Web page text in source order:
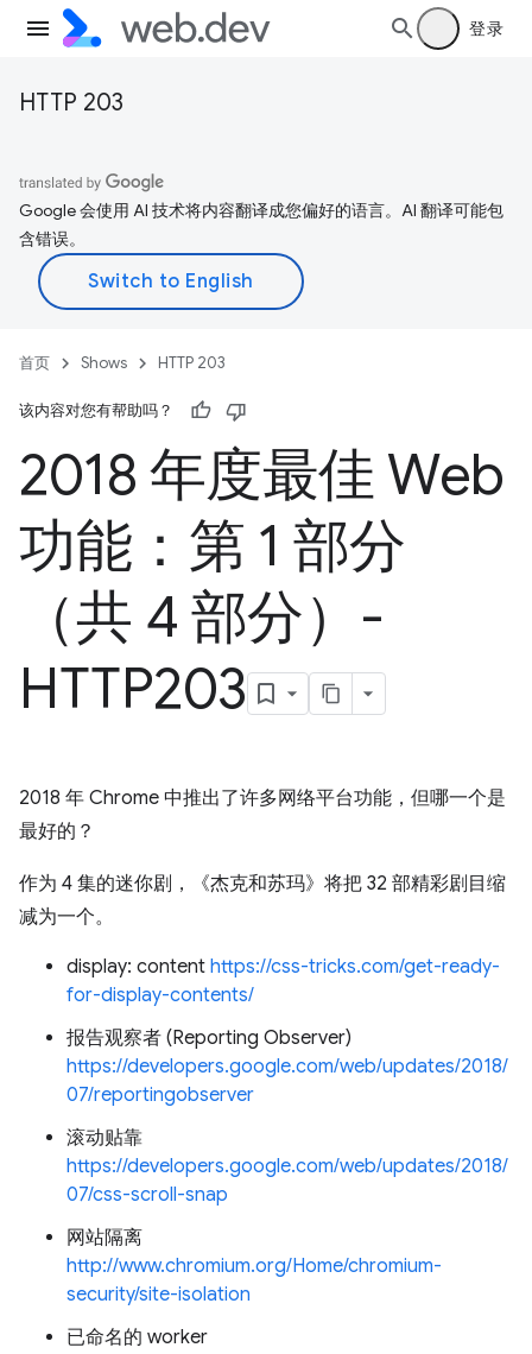
登录
HTTP 203
Google 会使用 AI 技术将内容翻译成您偏好的语言。AI 翻译可能包
含错误。
首页 Shows HTTP 203
该内容对您有帮助吗？
2018 年度最佳 Web
功能：第 1 部分
（共 4 部分）-
HTTP203
2018 年 Chrome 中推出了许多网络平台功能，但哪一个是
最好的？
作为 4 集的迷你剧，《杰克和苏玛》将把 32 部精彩剧目缩
减为一个。
display: content https://css-tricks.com/get-ready-
for-display-contents/
报告观察者 (Reporting Observer)
https://developers.google.com/web/updates/2018/
07/reportingobserver
滚动贴靠
https://developers.google.com/web/updates/2018/
07/css-scroll-snap
网站隔离
http://www.chromium.org/Home/chromium-
security/site-isolation
已命名的 worker